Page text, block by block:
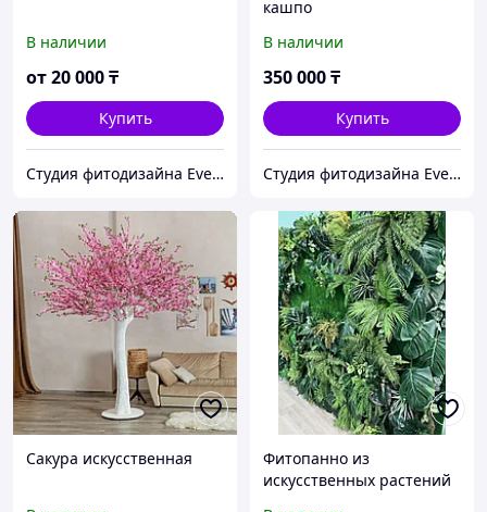
В наличии
от20 000₸
Купить
Студия фитодизайна EverGreen
кашпо
В наличии
350 000₸
Купить
Студия фитодизайна EverGreen
Сакура искусственная
Фитопанно из
искусственных растений